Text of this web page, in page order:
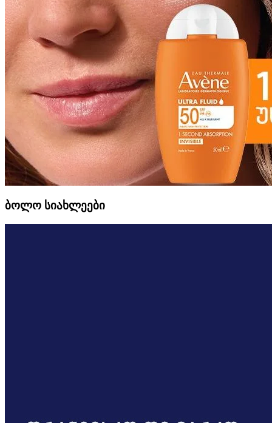
ბოლო სიახლეები